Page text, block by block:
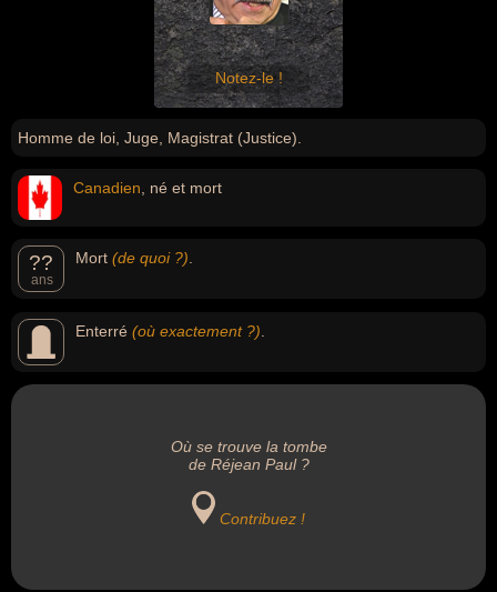
Notez-le !
Homme de loi, Juge, Magistrat (Justice).
Canadien , né et mort
??
ans
Mort (de quoi ?)
Enterré (où exactement ?)
Où se trouve la tombe
de Réjean Paul ?
Contribuez !